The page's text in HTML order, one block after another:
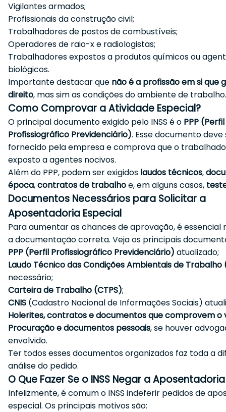
Vigilantes armados;
Profissionais da construção civil;
Trabalhadores de postos de combustíveis;
Operadores de raio-x e radiologistas;
Trabalhadores expostos a produtos químicos ou
biológicos.
Importante destacar que não é a profissão em si que
direito, mas sim as condições do ambiente de trabalho.
Como Comprovar a Atividade Especial?
O principal documento exigido pelo INSS é o PPP (Perfil
Profissiográfico Previdenciário). Esse documento deve
fornecido pela empresa e comprova que o
exposto a agentes nocivos.
Além do PPP, podem ser exigidos laudos técnicos,
época,contratos de trabalhoe, em alguns casos,
Documentos Necessários para Solicitar a
Aposentadoria Especial
Para aumentar as chances de aprovação, é essencial
a documentação correta. Veja os principais
PPP (Perfil Profissiográfico Previdenciário) atualizado;
Laudo Técnico das Condições Ambientais de Trabalho
necessário;
Carteira de Trabalho (CTPS);
CNIS (Cadastro Nacional de Informações Sociais)
Holerites, contratos e documentos que comprovem o
Procuração e documentos pessoais, se houver
envolvido.
Ter todos esses documentos organizados faz toda a
análise do pedido.
O Que Fazer Se o INSS Negar a
Infelizmente, é comum o INSS indeferir pedidos de
especial. Os principais motivos são: